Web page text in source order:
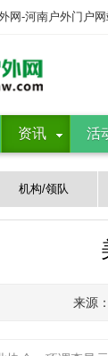
网-河南户外门户
资讯 活
机构/领队
来源：